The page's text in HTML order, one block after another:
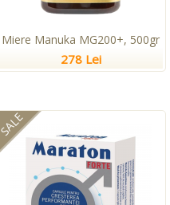
Miere Manuka MG200+, 500gr
278 Lei
SALE